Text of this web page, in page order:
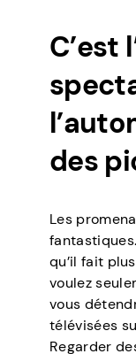
C’est
des
Les
qu’il fait
voulez
vous
télévisées
Regarder